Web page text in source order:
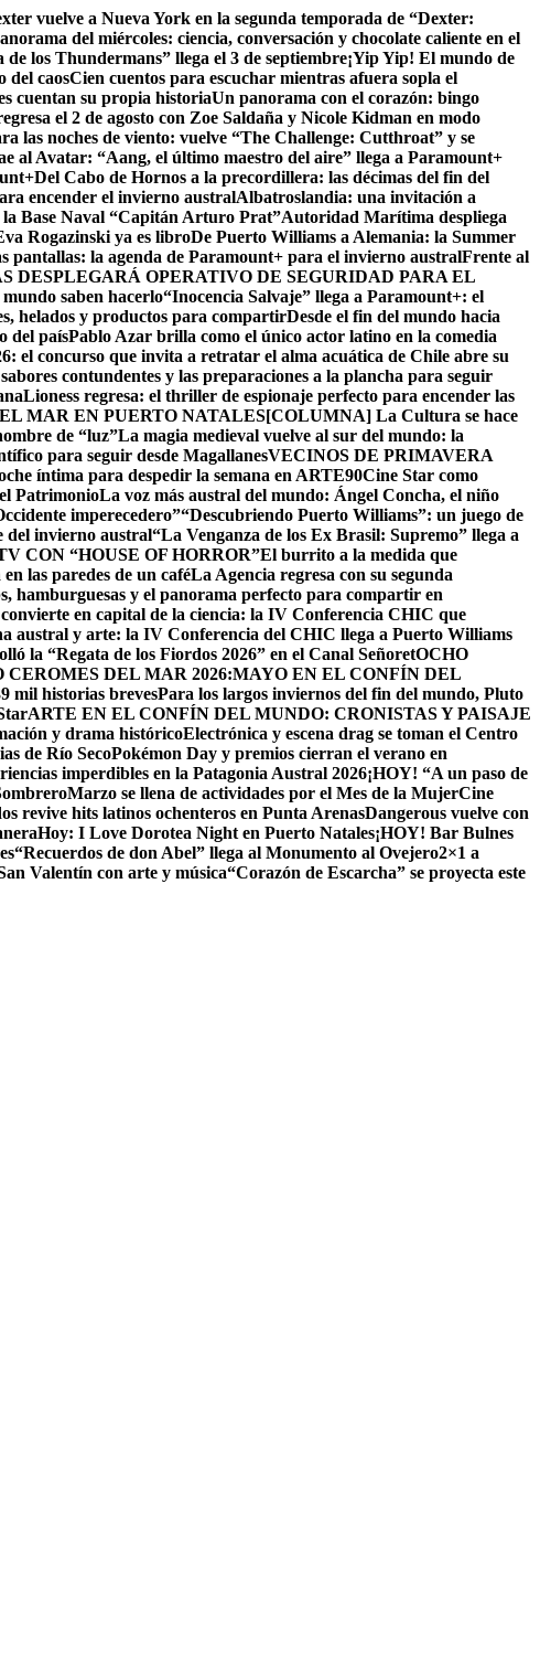
vuelve a Nueva York en la segunda temporada de “Dexter:
del miércoles: ciencia, conversación y chocolate caliente en el
los Thundermans” llega el 3 de septiembre¡Yip Yip! El mundo de
del caosCien cuentos para escuchar mientras afuera sopla el
cuentan su propia historiaUn panorama con el corazón: bingo
el 2 de agosto con Zoe Saldaña y Nicole Kidman en modo
las noches de viento: vuelve “The Challenge: Cutthroat” y se
al Avatar: “Aang, el último maestro del aire” llega a Paramount+
Del Cabo de Hornos a la precordillera: las décimas del fin del
encender el invierno australAlbatroslandia: una invitación a
la Base Naval “Capitán Arturo Prat”Autoridad Marítima despliega
Rogazinski ya es libroDe Puerto Williams a Alemania: la Summer
pantallas: la agenda de Paramount+ para el invierno australFrente al
DESPLEGARÁ OPERATIVO DE SEGURIDAD PARA EL
saben hacerlo“Inocencia Salvaje” llega a Paramount+: el
helados y productos para compartirDesde el fin del mundo hacia
del paísPablo Azar brilla como el único actor latino en la comedia
el concurso que invita a retratar el alma acuática de Chile abre su
contundentes y las preparaciones a la plancha para seguir
Lioness regresa: el thriller de espionaje perfecto para encender las
MAR EN PUERTO NATALES[COLUMNA] La Cultura se hace
de “luz”La magia medieval vuelve al sur del mundo: la
para seguir desde MagallanesVECINOS DE PRIMAVERA
íntima para despedir la semana en ARTE90Cine Star como
PatrimonioLa voz más austral del mundo: Ángel Concha, el niño
imperecedero”“Descubriendo Puerto Williams”: un juego de
del invierno austral“La Venganza de los Ex Brasil: Supremo” llega a
CON “HOUSE OF HORROR”El burrito a la medida que
las paredes de un caféLa Agencia regresa con su segunda
hamburguesas y el panorama perfecto para compartir en
en capital de la ciencia: la IV Conferencia CHIC que
austral y arte: la IV Conferencia del CHIC llega a Puerto Williams
la “Regata de los Fiordos 2026” en el Canal SeñoretOCHO
CEROMES DEL MAR 2026:MAYO EN EL CONFÍN DEL
mil historias brevesPara los largos inviernos del fin del mundo, Pluto
ARTE EN EL CONFÍN DEL MUNDO: CRONISTAS Y PAISAJE
y drama históricoElectrónica y escena drag se toman el Centro
de Río SecoPokémon Day y premios cierran el verano en
imperdibles en la Patagonia Austral 2026¡HOY! “A un paso de
Marzo se llena de actividades por el Mes de la MujerCine
revive hits latinos ochenteros en Punta ArenasDangerous vuelve con
Hoy: I Love Dorotea Night en Puerto Natales¡HOY! Bar Bulnes
“Recuerdos de don Abel” llega al Monumento al Ovejero2×1 a
Valentín con arte y música“Corazón de Escarcha” se proyecta este